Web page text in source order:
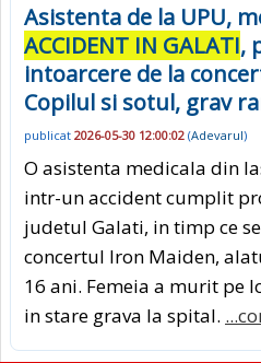
Asistenta de la UPU,
ACCIDENT IN GALATI,
intoarcere de la
Copilul si sotul, grav
publicat 2026-05-30 12:00:02 (Adevarul)
O asistenta medicala din
intr-un accident cumplit
judetul Galati, in timp ce
concertul Iron Maiden,
16 ani. Femeia a murit pe
in stare grava la spital.